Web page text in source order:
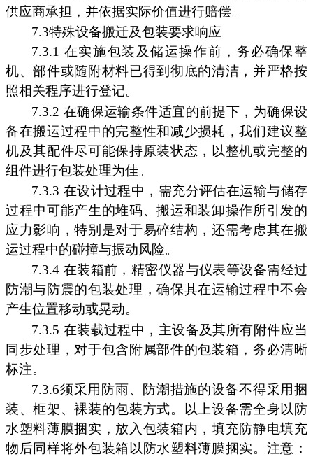
供应商承担，并依据实际价值进行赔偿。
7.3特殊设备搬迁及包装要求响应
7.3.1 在实施包装及储运操作前，务必确保整
机、部件或随附材料已得到彻底的清洁，并严格按
照相关程序进行登记。
7.3.2 在确保运输条件适宜的前提下，为确保设
备在搬运过程中的完整性和减少损耗，我们建议整
机及其配件尽可能保持原装状态，以整机或完整的
组件进行包装处理为佳。
7.3.3 在设计过程中，需充分评估在运输与储存
过程中可能产生的堆码、搬运和装卸操作所引发的
应力影响，特别是对于易碎结构，还需考虑其在搬
运过程中的碰撞与振动风险。
7.3.4 在装箱前，精密仪器与仪表等设备需经过
防潮与防震的包装处理，确保其在运输过程中不会
产生位置移动或晃动。
7.3.5 在装载过程中，主设备及其所有附件应当
同步处理，对于包含附属部件的包装箱，务必清晰
标注。
7.3.6须采用防雨、防潮措施的设备不得采用捆
装、框架、裸装的包装方式。以上设备需全身以防
水塑料薄膜捆实，放入包装箱内，填充防静电填充
物后同样将外包装箱以防水塑料薄膜捆实。注意：